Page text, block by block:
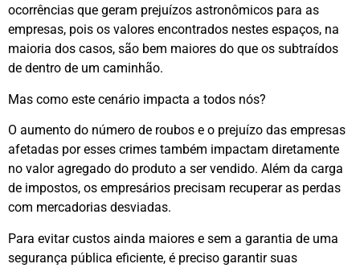
ocorrências que geram prejuízos astronômicos para as
empresas, pois os valores encontrados nestes espaços, na
maioria dos casos, são bem maiores do que os subtraídos
de dentro de um caminhão.
Mas como este cenário impacta a todos nós?
O aumento do número de roubos e o prejuízo das empresas
afetadas por esses crimes também impactam diretamente
no valor agregado do produto a ser vendido. Além da carga
de impostos, os empresários precisam recuperar as perdas
com mercadorias desviadas.
Para evitar custos ainda maiores e sem a garantia de uma
segurança pública eficiente, é preciso garantir suas